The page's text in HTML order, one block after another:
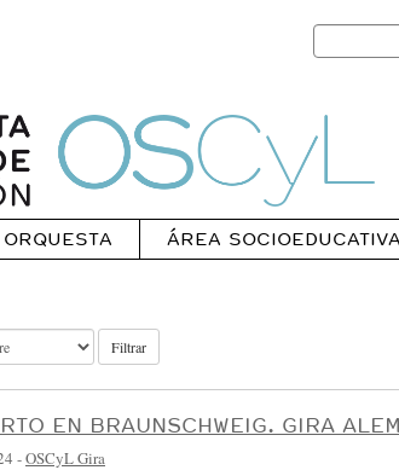
Search
for:
ÁREA SOCIOEDUCATIVA
Filtrar
EN BRAUNSCHWEIG. GIRA
-OSCyL Gira